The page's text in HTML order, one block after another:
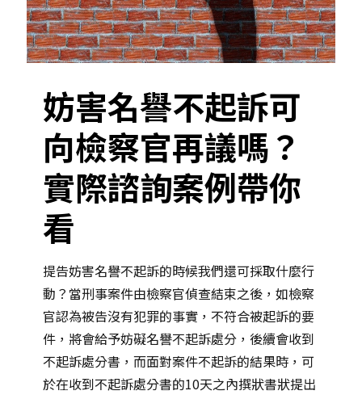
妨害名譽不起訴可
向檢察官再議嗎？
實際諮詢案例帶你
看
提告妨害名譽不起訴的時候我們還可採取什麼行
動？當刑事案件由檢察官偵查結束之後，如檢察
官認為被告沒有犯罪的事實，不符合被起訴的要
件，將會給予妨礙名譽不起訴處分，後續會收到
不起訴處分書，而面對案件不起訴的結果時，可
於在收到不起訴處分書的10天之內撰狀書狀提出